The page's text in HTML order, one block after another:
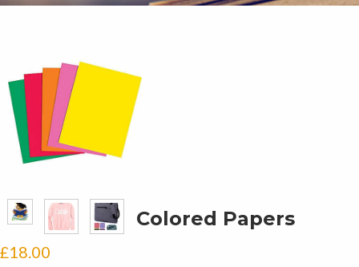
Colored Papers
£18.00